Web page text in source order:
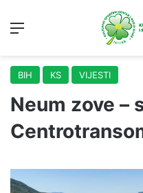
BIH KS VIJESTI
Neum zove –